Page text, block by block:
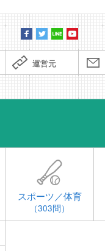
運営元
スポーツ／体育
（303問）